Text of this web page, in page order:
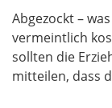
Abgezockt –
vermeintlich
sollten die
mitteilen, dass